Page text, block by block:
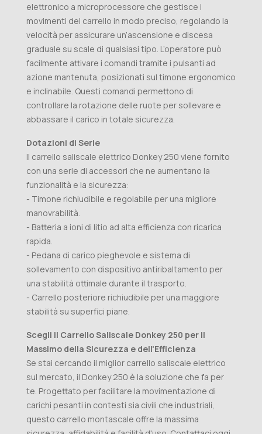
elettronico a microprocessore che gestisce i
movimenti del carrello in modo preciso, regolando la
velocità per assicurare un’ascensione e discesa
graduale su scale di qualsiasi tipo. L’operatore può
facilmente attivare i comandi tramite i pulsanti ad
azione mantenuta, posizionati sul timone ergonomico
e inclinabile. Questi comandi permettono di
controllare la rotazione delle ruote per sollevare e
abbassare il carico in totale sicurezza.
Dotazioni di Serie
Il carrello saliscale elettrico Donkey 250 viene fornito
con una serie di accessori che ne aumentano la
funzionalità e la sicurezza:
- Timone richiudibile e regolabile per una migliore
manovrabilità.
- Batteria a ioni di litio ad alta efficienza con ricarica
rapida.
- Pedana di carico pieghevole e sistema di
sollevamento con dispositivo antiribaltamento per
una stabilità ottimale durante il trasporto.
- Carrello posteriore richiudibile per una maggiore
stabilità su superfici piane.
Scegli il Carrello Saliscale Donkey 250 per il
Massimo della Sicurezza e dell'Efficienza
Se stai cercando il miglior carrello saliscale elettrico
sul mercato, il Donkey 250 è la soluzione che fa per
te. Progettato per facilitare la movimentazione di
carichi pesanti in contesti sia civili che industriali,
questo carrello montascale offre la massima